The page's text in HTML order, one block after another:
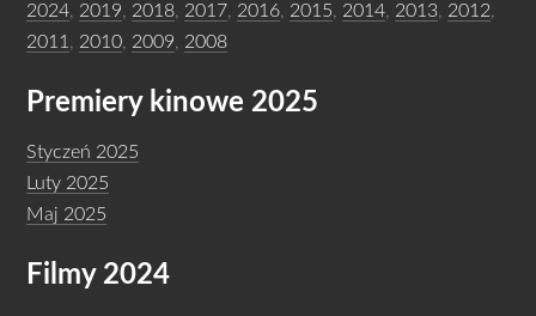
2024 2019 2018 2017 2016 2015 2014 2013 2012
2011
2010 2009 2008
Premiery kinowe 2025
Styczeń 2025
Luty 2025
Maj 2025
Filmy 2024